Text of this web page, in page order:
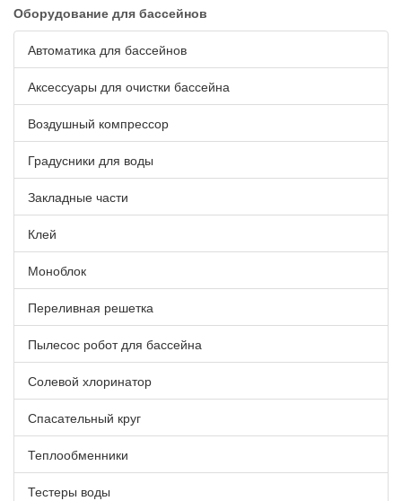
Оборудование для бассейнов
Автоматика для бассейнов
Аксессуары для очистки бассейна
Воздушный компрессор
Градусники для воды
Закладные части
Клей
Моноблок
Переливная решетка
Пылесос робот для бассейна
Солевой хлоринатор
Спасательный круг
Теплообменники
Тестеры воды